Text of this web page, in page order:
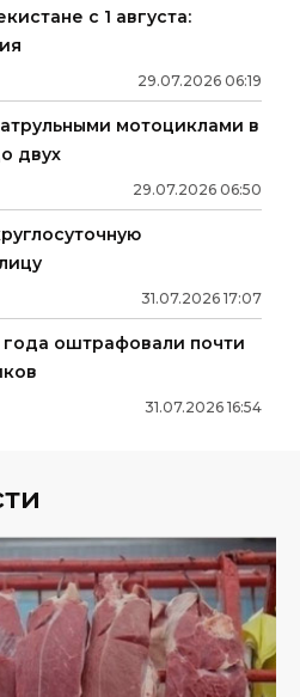
с 1 августа:
29.07.2026 06:19
мотоциклами в
двух
29.07.2026 06:50
31.07.2026 17:07
оштрафовали почти
31.07.2026 16:54